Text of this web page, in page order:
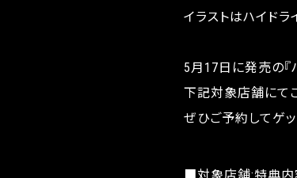
イラストはハイド
5月17日に発売の『
下記対象店舗にて
ぜひご予約してゲッ